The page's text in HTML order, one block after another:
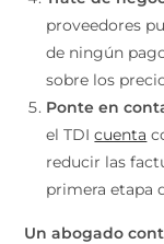
proveedores
de ningún
sobre los
Ponte en
el TDIcuenta
reducir las
primera etapa
Un abogado